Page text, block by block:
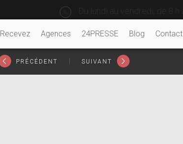
Recevez Agences 24PRESSE Blog Contact
PRÉCÉDENT SUIVANT